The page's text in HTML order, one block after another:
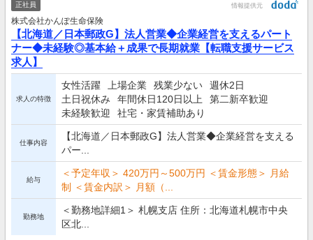
正社員 情報提供元
株式会社かんぽ生命保険
【北海道／日本郵政G】法人営業◆企業経営を支えるパート
ナー◆未経験◎基本給＋成果で長期就業【転職支援サービス
求人】
求人の特徴
女性活躍 上場企業 残業少ない
週休2日
土日祝休み
年間休日120日以上
第二新卒歓迎
未経験歓迎
社宅・家賃補助あり
仕事内容
【北海道／日本郵政G】法人営業◆企業経営を支える
パー...
給与
＜予定年収＞ 420万円～500万円 ＜賃金形態＞ 月給
制 ＜賃金内訳＞ 月額（...
勤務地
＜勤務地詳細1＞ 札幌支店 住所：北海道札幌市中央
区北...